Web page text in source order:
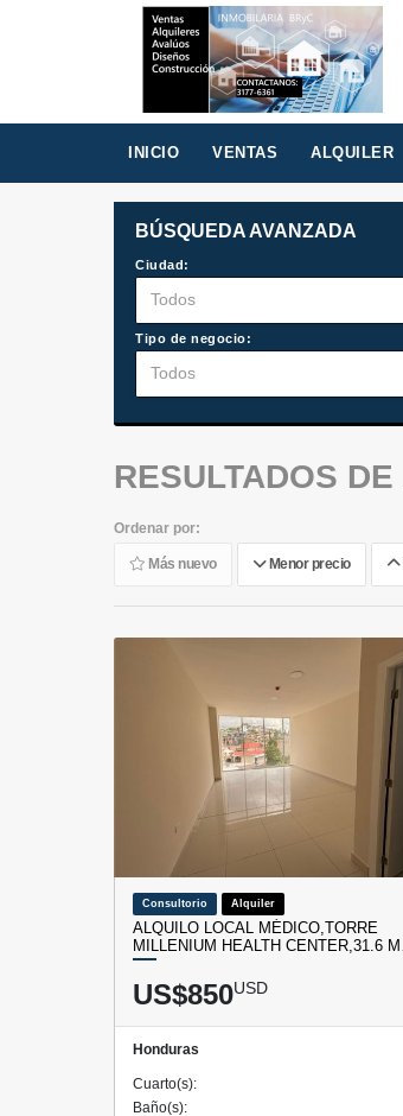
INICIO VENTAS ALQUILER
BÚSQUEDA AVANZADA
Ciudad:
Todos
Tipo de negocio:
Todos
RESULTADOS
Ordenar por:
Más nuevo Menor precio
Consultorio Alquiler
ALQUILO LOCAL MÉDICO,TORRE
MILLENIUM HEALTH CENTER,31.6
US$850USD
Honduras
Cuarto(s):
Baño(s):